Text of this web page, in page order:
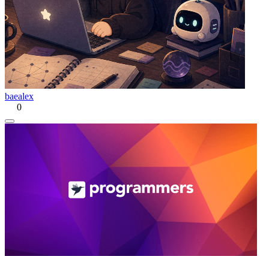
baealex
0